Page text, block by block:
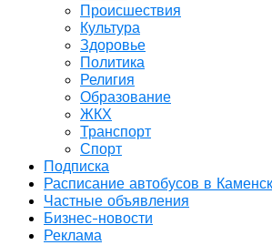
Происшествия
Культура
Здоровье
Политика
Религия
Образование
ЖКХ
Транспорт
Спорт
Подписка
Расписание автобусов в
Частные объявления
Бизнес-новости
Реклама